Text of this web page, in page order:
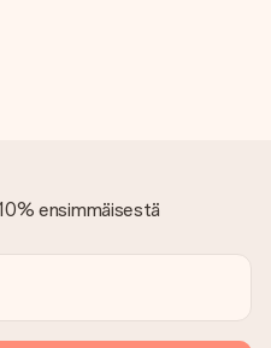
lahjasi ei ole sinun mielesi
suoraan
todellisen yllätyksen!
ensimmäisestä